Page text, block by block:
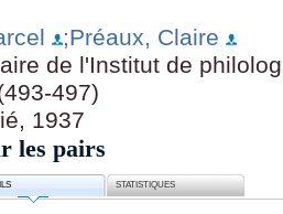
;Préaux, Claire
de l'Institut de
497)
1937
les pairs
STATISTIQUES